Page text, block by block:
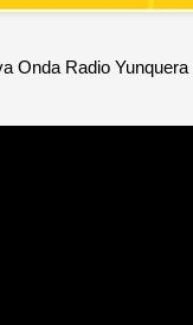
Onda Radio